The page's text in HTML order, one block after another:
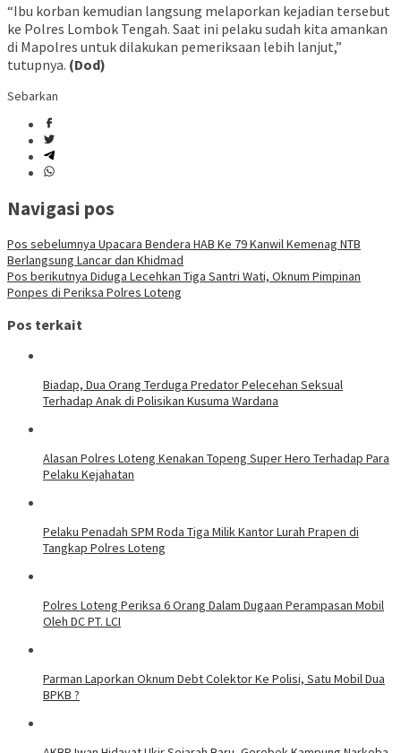
“Ibu korban kemudian langsung melaporkan kejadian tersebut
ke Polres Lombok Tengah. Saat ini pelaku sudah kita amankan
di Mapolres untuk dilakukan pemeriksaan lebih lanjut,”
tutupnya. (Dod)
Sebarkan
Navigasi pos
Pos sebelumnya Upacara Bendera HAB Ke 79 Kanwil Kemenag NTB
Berlangsung Lancar dan Khidmad
Pos berikutnya Diduga Lecehkan Tiga Santri Wati, Oknum Pimpinan
Ponpes di Periksa Polres Loteng
Pos terkait
Biadap, Dua Orang Terduga Predator Pelecehan Seksual
Terhadap Anak di Polisikan Kusuma Wardana
Alasan Polres Loteng Kenakan Topeng Super Hero Terhadap Para
Pelaku Kejahatan
Pelaku Penadah SPM Roda Tiga Milik Kantor Lurah Prapen di
Tangkap Polres Loteng
Polres Loteng Periksa 6 Orang Dalam Dugaan Perampasan Mobil
Oleh DC PT. LCI
Parman Laporkan Oknum Debt Colektor Ke Polisi, Satu Mobil Dua
BPKB ?